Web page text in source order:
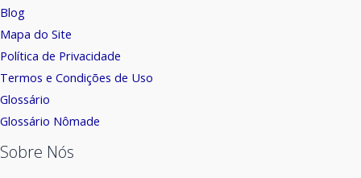
Blog
Mapa do Site
Política de Privacidade
Termos e Condições de Uso
Glossário
Glossário Nômade
Sobre Nós